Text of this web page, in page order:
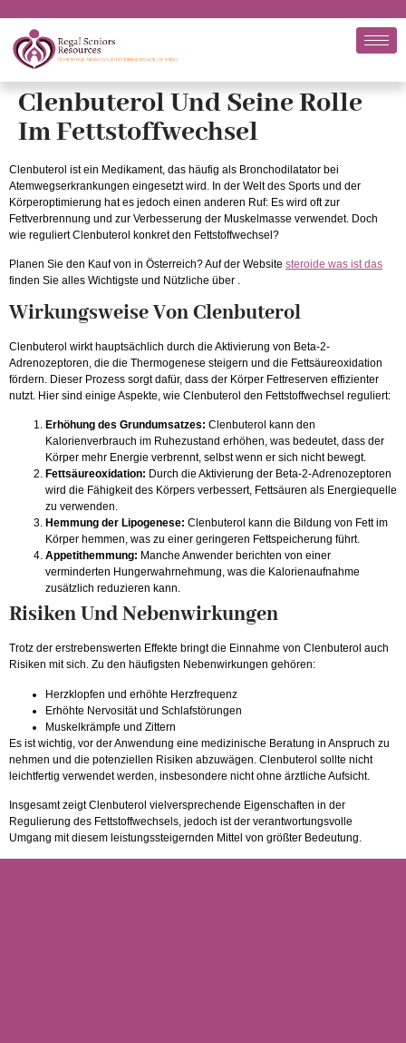
Clenbuterol Und Seine Rolle
Im Fettstoffwechsel
Clenbuterol ist ein Medikament, das häufig als Bronchodilatator bei
Atemwegserkrankungen eingesetzt wird. In der Welt des Sports und der
Körperoptimierung hat es jedoch einen anderen Ruf: Es wird oft zur
Fettverbrennung und zur Verbesserung der Muskelmasse verwendet. Doch
wie reguliert Clenbuterol konkret den Fettstoffwechsel?
Planen Sie den Kauf von in Österreich? Auf der Website steroide was ist das
finden Sie alles Wichtigste und Nützliche über .
Wirkungsweise Von Clenbuterol
Clenbuterol wirkt hauptsächlich durch die Aktivierung von Beta-2-
Adrenozeptoren, die die Thermogenese steigern und die Fettsäureoxidation
fördern. Dieser Prozess sorgt dafür, dass der Körper Fettreserven effizienter
nutzt. Hier sind einige Aspekte, wie Clenbuterol den Fettstoffwechsel reguliert:
Erhöhung des Grundumsatzes: Clenbuterol kann den
Kalorienverbrauch im Ruhezustand erhöhen, was bedeutet, dass der
Körper mehr Energie verbrennt, selbst wenn er sich nicht bewegt.
Fettsäureoxidation: Durch die Aktivierung der Beta-2-Adrenozeptoren
wird die Fähigkeit des Körpers verbessert, Fettsäuren als Energiequelle
zu verwenden.
Hemmung der Lipogenese: Clenbuterol kann die Bildung von Fett im
Körper hemmen, was zu einer geringeren Fettspeicherung führt.
Appetithemmung: Manche Anwender berichten von einer
verminderten Hungerwahrnehmung, was die Kalorienaufnahme
zusätzlich reduzieren kann.
Risiken Und Nebenwirkungen
Trotz der erstrebenswerten Effekte bringt die Einnahme von Clenbuterol auch
Risiken mit sich. Zu den häufigsten Nebenwirkungen gehören:
Herzklopfen und erhöhte Herzfrequenz
Erhöhte Nervosität und Schlafstörungen
Muskelkrämpfe und Zittern
Es ist wichtig, vor der Anwendung eine medizinische Beratung in Anspruch zu
nehmen und die potenziellen Risiken abzuwägen. Clenbuterol sollte nicht
leichtfertig verwendet werden, insbesondere nicht ohne ärztliche Aufsicht.
Insgesamt zeigt Clenbuterol vielversprechende Eigenschaften in der
Regulierung des Fettstoffwechsels, jedoch ist der verantwortungsvolle
Umgang mit diesem leistungssteigernden Mittel von größter Bedeutung.